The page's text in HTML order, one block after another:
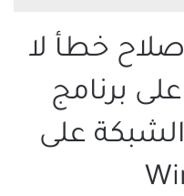
لإصلاح خطأ لا
برنامج
على